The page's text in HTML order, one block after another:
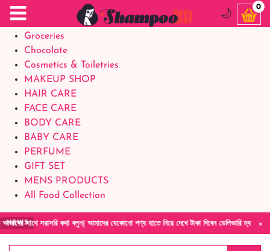
Food Supplements
Baby Foods
Groceries
Chocolate
Cosmetics & Toiletries
MAKEUP SHOP
HAIR CARE
FACE CARE
BODY CARE
BABY CARE
PERFUME
GIFT SET
MENS PRODUCTS
All Food Collection
×
NEWS কথা বলুন| আমাদের যেকোনো পণ্য হাতে নিয়ে দেখে টাকা দিবেন ডেলিভারি ম্যান চলে
🌙
0